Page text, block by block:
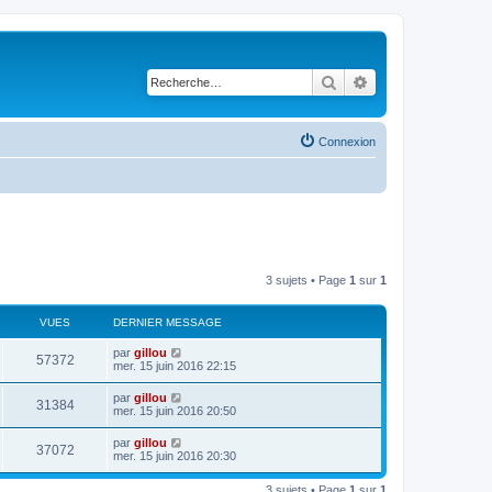
Rechercher
Connexion
3 sujets • Page 1 sur 1
VUES DERNIER MESSAGE
57372 par gillou
mer. 15 juin 2016 22:15
31384 par gillou
mer. 15 juin 2016 20:50
37072 par gillou
mer. 15 juin 2016 20:30